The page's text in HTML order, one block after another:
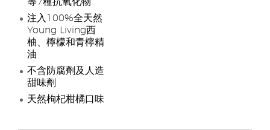
等7種抗氧化物
注入100%全天然
Young Living西
柚、檸檬和青檸精
油
不含防腐劑及人造
甜味劑
天然枸杞柑橘口味